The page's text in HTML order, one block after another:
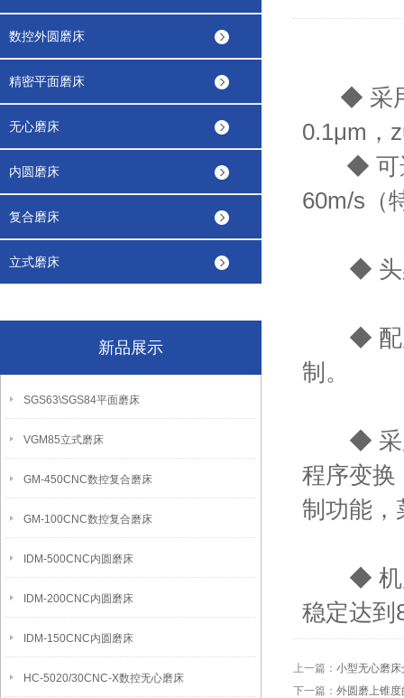
数控外圆磨床
精密平面磨床
无心磨床
内圆磨床
复合磨床
立式磨床
新品展示
SGS63\SGS84平面磨床
VGM85立式磨床
GM-450CNC数控复合磨床
GM-100CNC数控复合磨床
IDM-500CNC内圆磨床
IDM-200CNC内圆磨床
IDM-150CNC内圆磨床
HC-5020/30CNC-X数控无心磨床
◆ 采用
0.1μm，
◆ 可选
60m/s（
◆ 头架
◆ 配用
制。
◆ 采用
程序变换
制功能，
◆ 机床
稳定达到
上一篇： 小型无心磨床
下一篇： 外圆磨上锥